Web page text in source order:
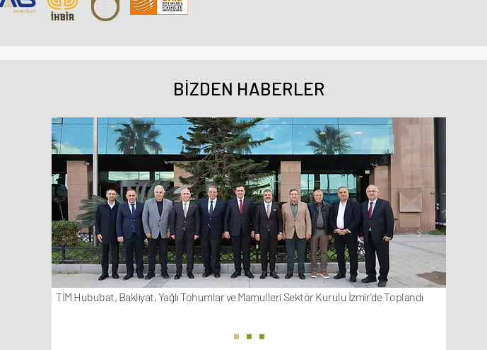
BİZDEN HABERLER
TİM Hububat, Bakliyat, Yağlı Tohumlar ve Mamulleri Sektör Kurulu İzmir’de Toplandı